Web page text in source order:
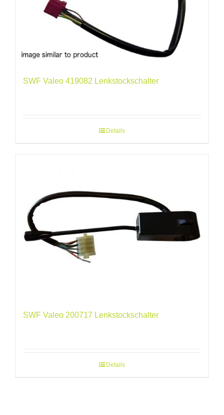
SWF Valeo 419082 Lenkstockschalter
Details
SWF Valeo 200717 Lenkstockschalter
Details